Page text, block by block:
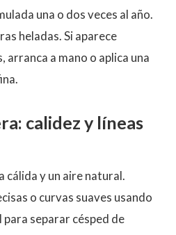
una o dos veces al año.
heladas. Si aparece
a mano o aplica una
calidez y líneas
cálida y un aire natural.
o curvas suaves usando
para separar césped de